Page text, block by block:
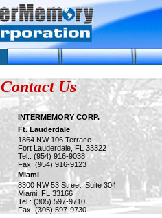
Contact Us
INTERMEMORY CORP.
Ft. Lauderdale
1864 NW 106 Terrace
Fort Lauderdale, FL 33322
Tel.: (954) 916-9038
Fax: (954) 916-9123
Miami
8300 NW 53 Street, Suite 304
Miami, FL 33166
Tel.: (305) 597-9710
Fax: (305) 597-9730